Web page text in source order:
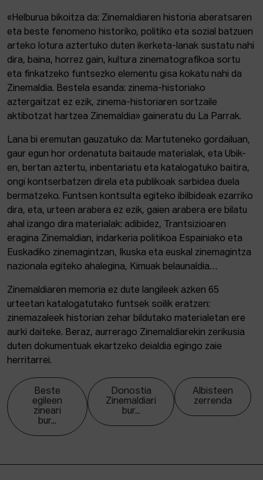
«Helburua bikoitza da: Zinemaldiaren historia aberatsaren
eta beste fenomeno historiko, politiko eta sozial batzuen
arteko lotura aztertuko duten ikerketa-lanak sustatu nahi
dira, baina, horrez gain, kultura zinematografikoa sortu
eta finkatzeko funtsezko elementu gisa kokatu nahi da
Zinemaldia. Bestela esanda: zinema-historiako
aztergaitzat ez ezik, zinema-historiaren sortzaile
aktibotzat hartzea Zinemaldia» gaineratu du La Parrak.
Lana bi eremutan gauzatuko da: Martuteneko gordailuan,
gaur egun hor ordenatuta baitaude materialak, eta Ubik-
en, bertan aztertu, inbentariatu eta katalogatuko baitira,
ongi kontserbatzen direla eta publikoak sarbidea duela
bermatzeko. Funtsen kontsulta egiteko ibilbideak ezarriko
dira, eta, urteen arabera ez ezik, gaien arabera ere bilatu
ahal izango dira materialak: adibidez, Trantsizioaren
eragina Zinemaldian, indarkeria politikoa Espainiako eta
Euskadiko zinemagintzan, Ikuska eta euskal zinemagintza
nazionala egiteko ahalegina, Kimuak belaunaldia…
Zinemaldiaren memoria ez dute langileek azken 65
urteetan katalogatutako funtsek soilik eratzen:
zinemazaleek historian zehar bildutako materialetan ere
aurki daiteke. Beraz, aurrerago Zinemaldiarekin zerikusia
duten dokumentuak ekartzeko deialdia egingo zaie
herritarrei.
Beste
egileen
zineari
bur...
Donostia
Zinemaldiari
bur...
Albisteen
zerrenda